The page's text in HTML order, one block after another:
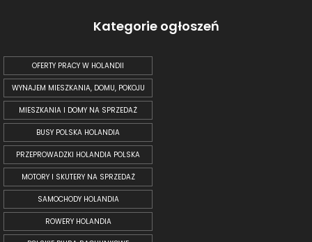
Kategorie ogłoszeń
OFERTY PRACY W HOLANDII
WYNAJEM MIESZKANIA, DOMU, POKOJU
MIESZKANIA I DOMY NA SPRZEDAŻ
BUSY POLSKA HOLANDIA
PRZEPROWADZKI HOLANDIA POLSKA
MOTORY I SKUTERY NA SPRZEDAŻ
SAMOCHODY HOLANDIA
ROWERY HOLANDIA